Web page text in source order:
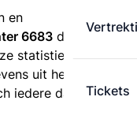
Tickets
en
6683 die
van
statistieken zijn
uit het
iedere dag